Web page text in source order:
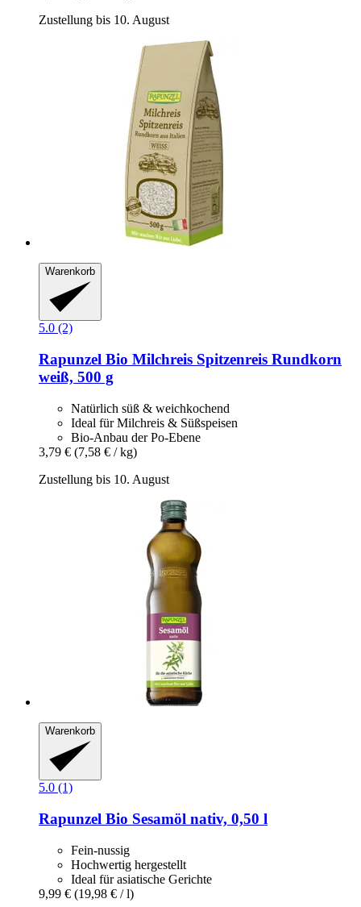
Zustellung bis 10. August
Warenkorb
5.0 (2)
Rapunzel Bio Milchreis Spitzenreis Rundkorn
weiß, 500 g
Natürlich süß & weichkochend
Ideal für Milchreis & Süßspeisen
Bio-Anbau der Po-Ebene
3,79 € (7,58 € / kg)
Zustellung bis 10. August
Warenkorb
5.0 (1)
Rapunzel Bio Sesamöl nativ, 0,50 l
Fein-nussig
Hochwertig hergestellt
Ideal für asiatische Gerichte
9,99 € (19,98 € / l)